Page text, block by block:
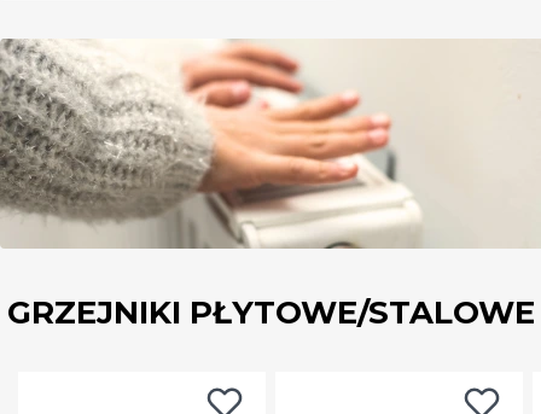
GRZEJNIKI PŁYTOWE/STALOWE